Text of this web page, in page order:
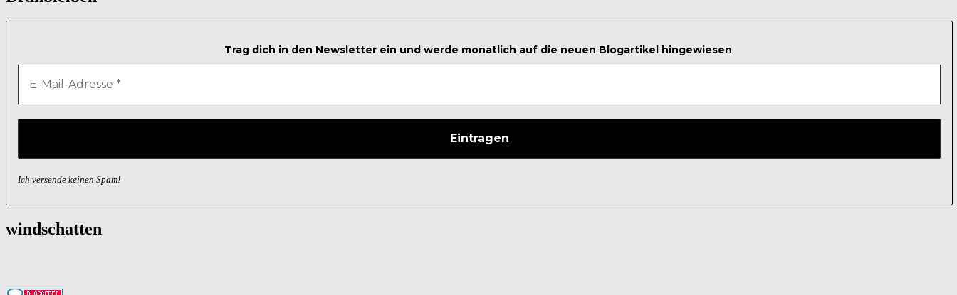
Trag dich in den Newsletter ein und werde monatlich auf die neuen Blogartikel hingewiesen.
Ich versende keinen Spam!
windschatten